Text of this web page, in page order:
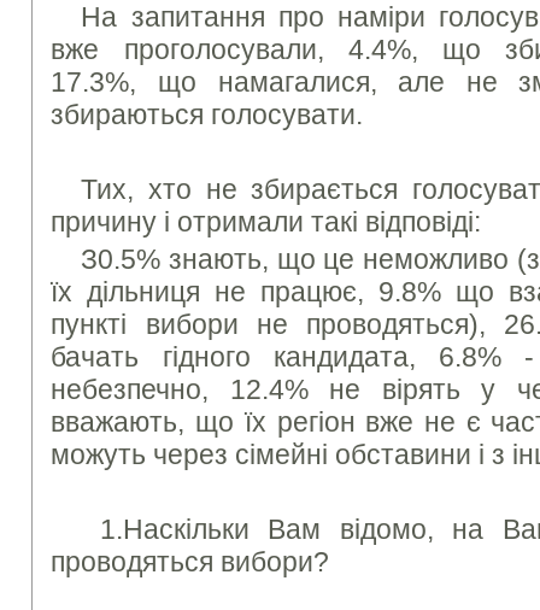
На запитання про наміри
вже проголосували, 4.4%, що
17.3%, що намагалися, але не
збираються голосувати.
Тих, хто не збирається
причину і отримали такі відповіді:
З0.5% знають, що це неможливо
їх дільниця не працює, 9.8% що
пункті вибори не проводяться),
бачать гідного кандидата,
небезпечно, 12.4% не вірять у
вважають, що їх регіон вже не є
можуть через сімейні обставини і з
1.Наскільки Вам відомо, на
проводяться вибори?